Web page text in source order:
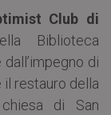
Club di
Biblioteca
di
il restauro della
di San